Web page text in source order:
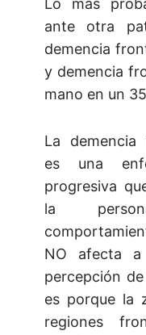
Lo más
ante otra
demencia
y demencia
mano en un
La demencia
es una
progresiva
la
NO afecta
percepción
es porque la
regiones